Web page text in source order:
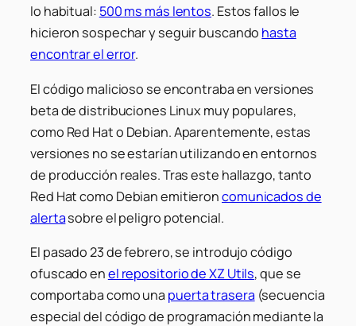
lo habitual: 500 ms más lentos. Estos fallos le
hicieron sospechar y seguir buscando hasta
encontrar el error.
El código malicioso se encontraba en versiones
beta de distribuciones Linux muy populares,
como Red Hat o Debian. Aparentemente, estas
versiones no se estarían utilizando en entornos
de producción reales. Tras este hallazgo, tanto
Red Hat como Debian emitieroncomunicados de
alertasobre el peligro potencial.
El pasado 23 de febrero, se introdujo código
ofuscado enel repositorio de XZ Utils, que se
comportaba como una puerta trasera (secuencia
especial del código de programación mediante la